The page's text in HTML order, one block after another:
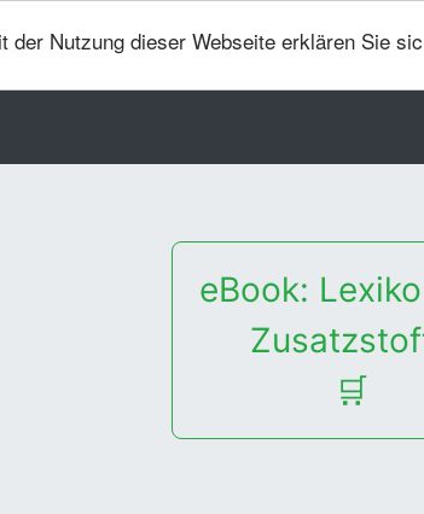
Nutzung dieser Webseite erklären Sie
eBook:
🛒